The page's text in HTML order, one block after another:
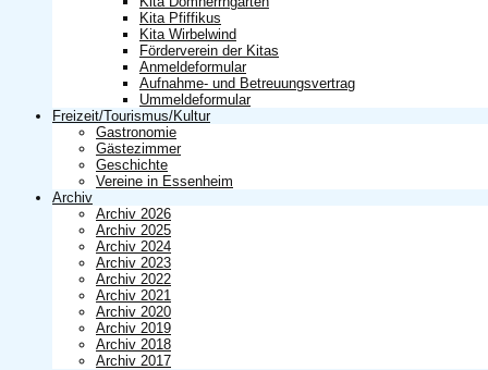
Kita Pfiffikus
Kita Wirbelwind
Förderverein der Kitas
Anmeldeformular
Aufnahme- und Betreuungsvertrag
Ummeldeformular
Freizeit/Tourismus/Kultur
Gastronomie
Gästezimmer
Geschichte
Vereine in Essenheim
Archiv
Archiv 2026
Archiv 2025
Archiv 2024
Archiv 2023
Archiv 2022
Archiv 2021
Archiv 2020
Archiv 2019
Archiv 2018
Archiv 2017